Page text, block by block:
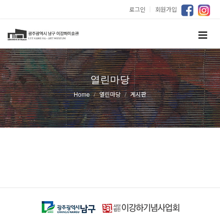
로그인 ｜ 회원가입
열린마당
Home 열린마당 게시판